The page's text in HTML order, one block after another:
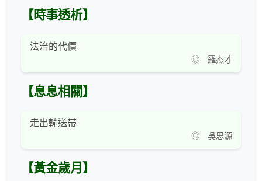
【時事透析】
法治的代價
◎ 羅杰才
【息息相關】
走出輸送帶
◎ 吳思源
【黃金歲月】